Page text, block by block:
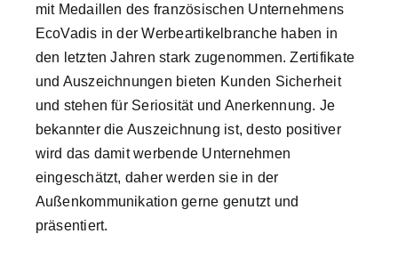
Suche
mit Medaillen des französischen Unternehmens
EcoVadis in der Werbeartikelbranche haben in
den letzten Jahren stark zugenommen. Zertifikate
und Auszeichnungen bieten Kunden Sicherheit
und stehen für Seriosität und Anerkennung. Je
bekannter die Auszeichnung ist, desto positiver
wird das damit werbende Unternehmen
eingeschätzt, daher werden sie in der
Außenkommunikation gerne genutzt und
präsentiert.